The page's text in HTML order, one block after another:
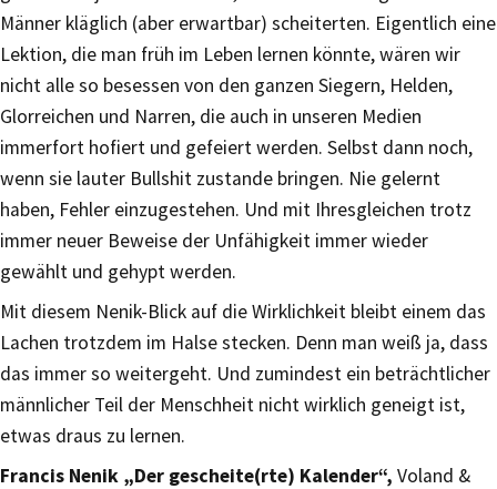
Männer kläglich (aber erwartbar) scheiterten. Eigentlich eine
Lektion, die man früh im Leben lernen könnte, wären wir
nicht alle so besessen von den ganzen Siegern, Helden,
Glorreichen und Narren, die auch in unseren Medien
immerfort hofiert und gefeiert werden. Selbst dann noch,
wenn sie lauter Bullshit zustande bringen. Nie gelernt
haben, Fehler einzugestehen. Und mit Ihresgleichen trotz
immer neuer Beweise der Unfähigkeit immer wieder
gewählt und gehypt werden.
Mit diesem Nenik-Blick auf die Wirklichkeit bleibt einem das
Lachen trotzdem im Halse stecken. Denn man weiß ja, dass
das immer so weitergeht. Und zumindest ein beträchtlicher
männlicher Teil der Menschheit nicht wirklich geneigt ist,
etwas draus zu lernen.
Francis Nenik „Der gescheite(rte) Kalender“, Voland &